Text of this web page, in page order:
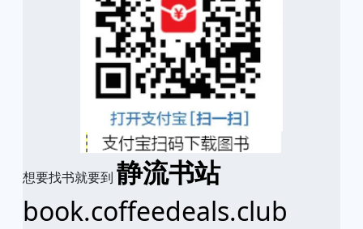
想要找书就要到 静流书站
book.coffeedeals.club